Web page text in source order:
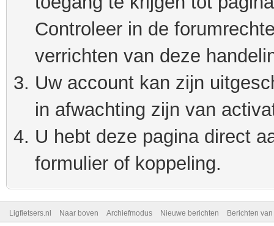
Controleer in de
verrichten van deze
Uw account kan zijn
in afwachting zijn van
U hebt deze pagina direct
formulier of koppeling.
Ligfietsers.nl Naar boven Archiefmodus Nieuwe berichten Berichten